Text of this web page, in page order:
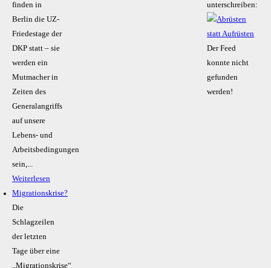
finden in
Berlin die UZ-
Friedestage der
DKP statt – sie
werden ein
Mutmacher in
Zeiten des
Generalangriffs
auf unsere
Lebens- und
Arbeitsbedingungen
sein,...
Weiterlesen
Migrationskrise?
Die
Schlagzeilen
der letzten
Tage über eine
„Migrationskrise“
unterschreiben:
Der Feed
konnte nicht
gefunden
werden!